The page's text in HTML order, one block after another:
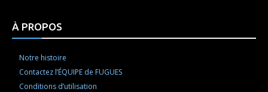
À PROPOS
Notre histoire
Contactez l’ÉQUIPE de FUGUES
Conditions d’utilisation